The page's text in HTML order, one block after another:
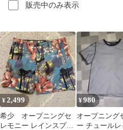
販売中のみ表示
¥2,499
希少 オープニングセ
レモニー レインスプー
¥980
オープニング
ー チュール